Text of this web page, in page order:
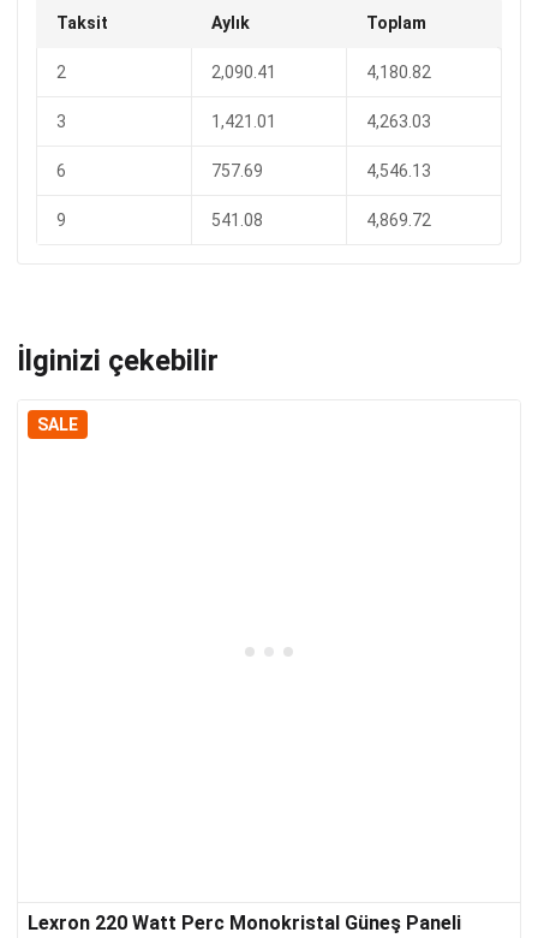
Taksit Aylık Toplam
2 2,090.41 4,180.82
3 1,421.01 4,263.03
6 757.69 4,546.13
9 541.08 4,869.72
İlginizi çekebilir
SALE
Lexron 220 Watt Perc Monokristal Güneş Paneli